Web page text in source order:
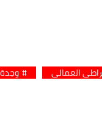
العمالي وجدة